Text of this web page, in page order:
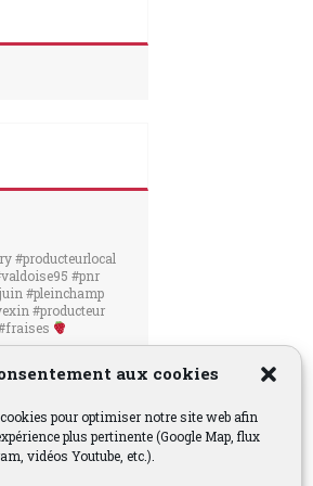
aux cookies
pour optimiser notre site web afin
plus pertinente (Google Map, flux
vidéos Youtube, etc.).
#producteurlocal
#pnr
#pleinchamp
#producteur